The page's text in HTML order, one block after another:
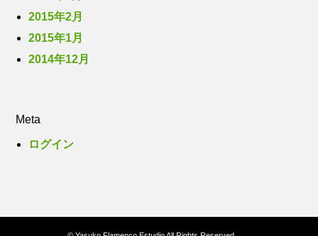
2015年2月
2015年1月
2014年12月
Meta
ログイン